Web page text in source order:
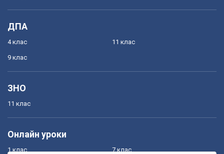
ДПА
4 клас
9 клас
11 клас
ЗНО
11 клас
Онлайн уроки
1 клас 7 клас